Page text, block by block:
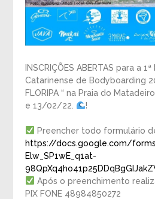
INSCRIÇÕES ABERTAS para a
Catarinense de Bodyboarding
FLORIPA “ na Praia do
e 13/02/22.
!
Preencher todo formulário
https://docs.google.com/
Elw_SP1wE_q1at-
Após o preenchimento
PIX FONE 48984850272